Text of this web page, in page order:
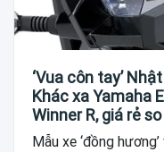
‘Vua côn tay’
Khác xa Yamaha
Winner R, giá rẻ
Mẫu xe ‘đồng